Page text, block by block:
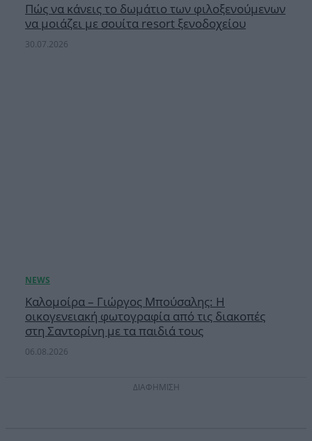
Πώς να κάνεις το δωμάτιο των φιλοξενούμενων
να μοιάζει με σουίτα resort ξενοδοχείου
30.07.2026
Καλομοίρα – Γιώργος Μπούσαλης: Η
οικογενειακή φωτογραφία από τις διακοπές
στη Σαντορίνη με τα παιδιά τους
06.08.2026
ΔΙΑΦΗΜΙΣΗ